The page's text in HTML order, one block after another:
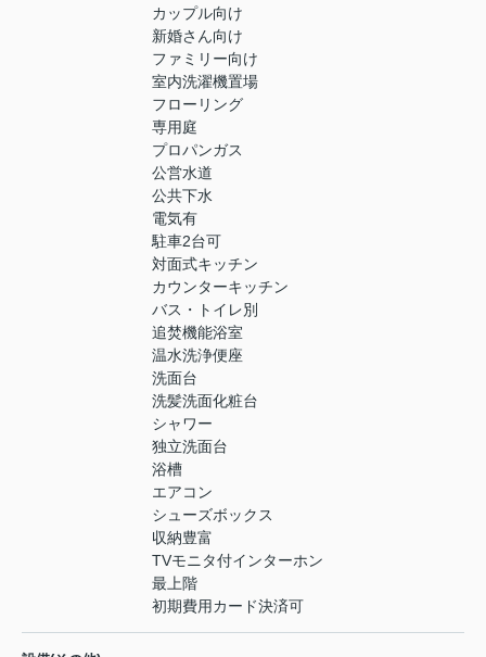
カップル向け
新婚さん向け
ファミリー向け
室内洗濯機置場
フローリング
専用庭
プロパンガス
公営水道
公共下水
電気有
駐車2台可
対面式キッチン
カウンターキッチン
バス・トイレ別
追焚機能浴室
温水洗浄便座
洗面台
洗髪洗面化粧台
シャワー
独立洗面台
浴槽
エアコン
シューズボックス
収納豊富
TVモニタ付インターホン
最上階
初期費用カード決済可